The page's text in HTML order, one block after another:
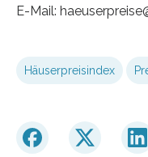
E-Mail:
Häuserpreisindex